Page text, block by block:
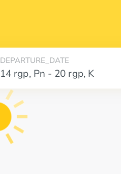
DEPARTURE_DATE
14 rgp, Pn - 20 rgp, K